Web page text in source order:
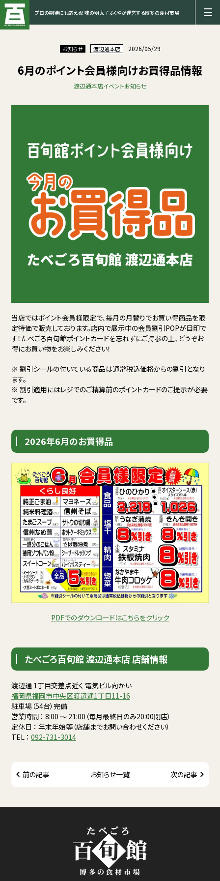
プロの期待にも応える！味の明太子ふくやが運営する博多の食材市場
お知らせ 渡辺通本店 2026/05/29
6月のポイント会員様向けお買得品情報
渡辺通本店イベントお知らせ
当店ではポイント会員様限定で、毎月の月替りでお買い得商品を限
定特価で販売しております。店内で展示中の会員割引POPが目印で
す！たべごろ百旬館ポイントカードを忘れずにご持参の上、どうぞお
得にお買い物をお楽しみください！
※ 割引シールの付いている商品は通常税込価格からの割引となり
ます。
※ 割引適用にはレジでのご精算前のポイントカードのご提示が必要
です。
2026年6月のお買得品
PDFでのダウンロードはこちらをクリック
たべごろ百旬館 渡辺通本店 店舗情報
渡辺通 1丁目交差点近く 電気ビル向かい
福岡県福岡市中央区渡辺通1丁目11-16
駐車場（54台）完備
営業時間 ： 8:00 〜 21:00（毎月最終日のみ20:00閉店）
定休日 ： 年末年始等（店舗までお問い合わせください）
TEL ： 092-731-3014
前の記事 お知らせ一覧 次の記事